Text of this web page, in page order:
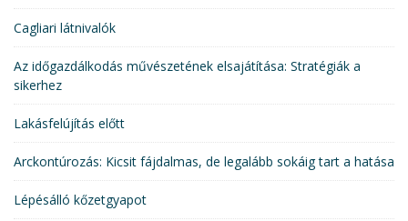
Cagliari látnivalók
Az időgazdálkodás művészetének elsajátítása: Stratégiák a
sikerhez
Lakásfelújítás előtt
Arckontúrozás: Kicsit fájdalmas, de legalább sokáig tart a hatása
Lépésálló kőzetgyapot